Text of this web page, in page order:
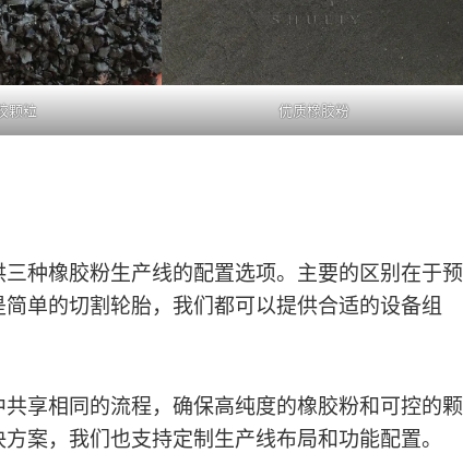
颗粒 优质橡胶粉
种橡胶粉生产线的配置选项。主要的区别在于预
单的切割轮胎，我们都可以提供合适的设备组
享相同的流程，确保高纯度的橡胶粉和可控的颗
案，我们也支持定制生产线布局和功能配置。